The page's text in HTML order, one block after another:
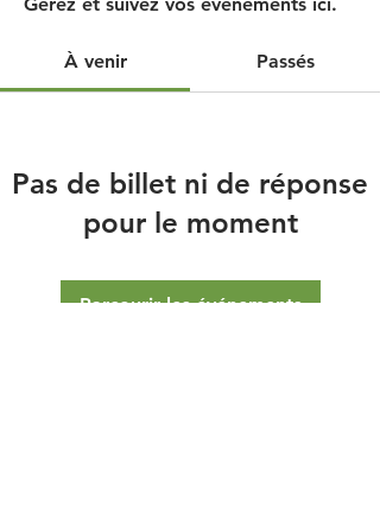
À venir Passés
Pas de billet ni de réponse
pour le moment
Parcourir les événements